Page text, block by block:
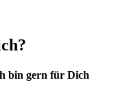
bin gern für Dich